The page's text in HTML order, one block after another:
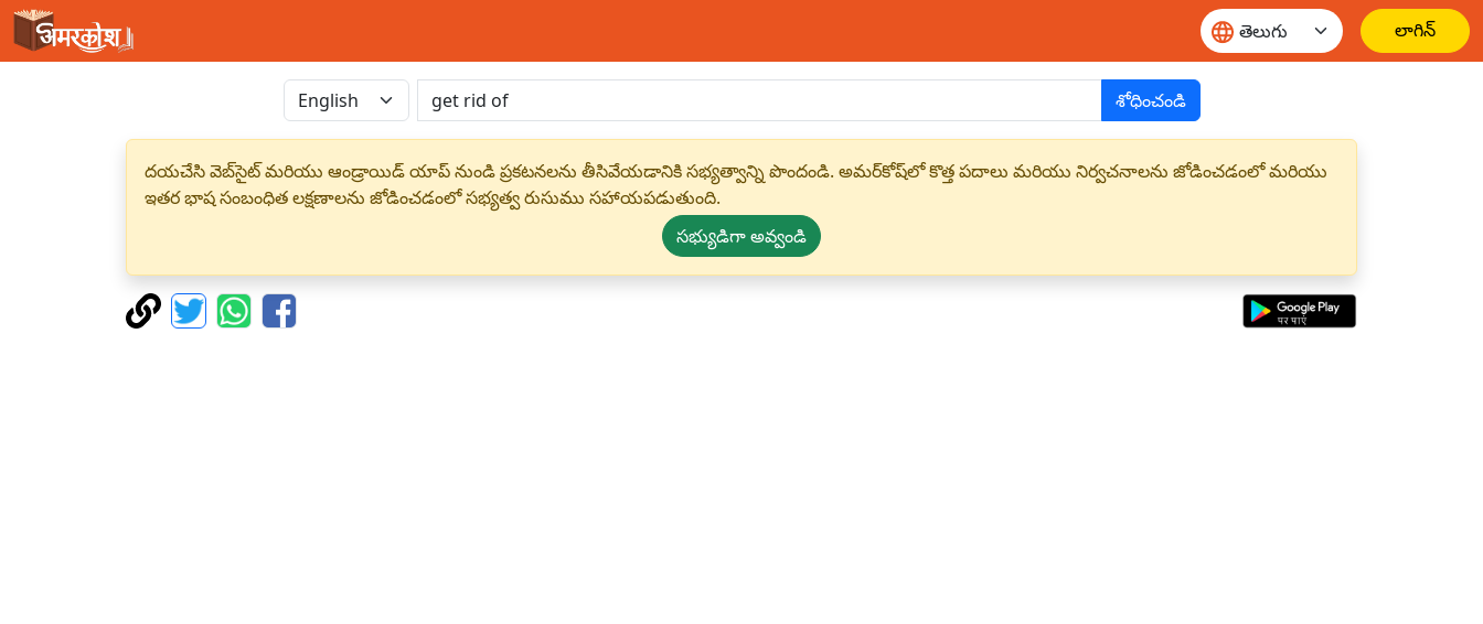
లాగిన్
శోధించండి
దయచేసి వెబ్‌సైట్ మరియు ఆండ్రాయిడ్ యాప్ నుండి ప్రకటనలను తీసివేయడానికి సభ్యత్వాన్ని పొందండి. అమర్‌కోష్‌లో కొత్త పదాలు మరియు నిర్వచనాలను జోడించడంలో మరియు
ఇతర భాష సంబంధిత లక్షణాలను జోడించడంలో సభ్యత్వ రుసుము సహాయపడుతుంది.
సభ్యుడిగా అవ్వండి